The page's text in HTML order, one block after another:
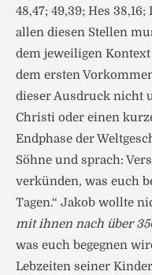
48,47; 49,39; Hes 38,16;
allen diesen Stellen
dem jeweiligen
dem ersten
dieser Ausdruck nicht
Christi oder einen
Endphase der
Söhne und sprach:
verkünden, was euch
Tagen.“ Jakob wollte
mit ihnen nach über
was euch begegnen
Lebzeiten seiner